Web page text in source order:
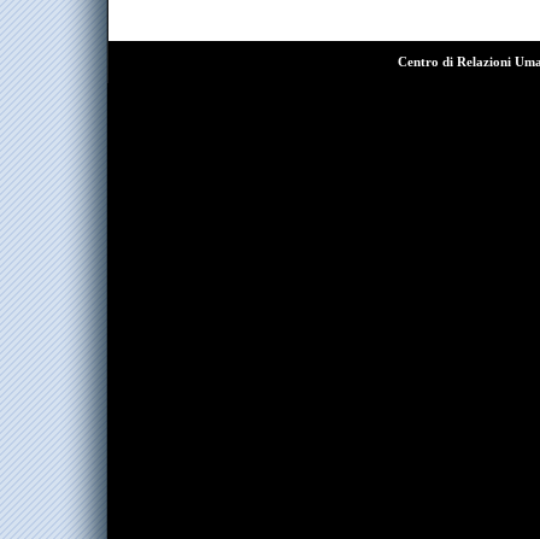
Centro di Relazioni